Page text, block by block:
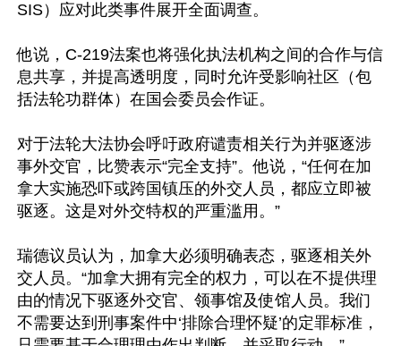
SIS）应对此类事件展开全面调查。
他说，C-219法案也将强化执法机构之间的合作与信
息共享，并提高透明度，同时允许受影响社区（包
括法轮功群体）在国会委员会作证。
对于法轮大法协会呼吁政府谴责相关行为并驱逐涉
事外交官，比赞表示“完全支持”。他说，“任何在加
拿大实施恐吓或跨国镇压的外交人员，都应立即被
驱逐。这是对外交特权的严重滥用。”
瑞德议员认为，加拿大必须明确表态，驱逐相关外
交人员。“加拿大拥有完全的权力，可以在不提供理
由的情况下驱逐外交官、领事馆及使馆人员。我们
不需要达到刑事案件中‘排除合理怀疑’的定罪标准，